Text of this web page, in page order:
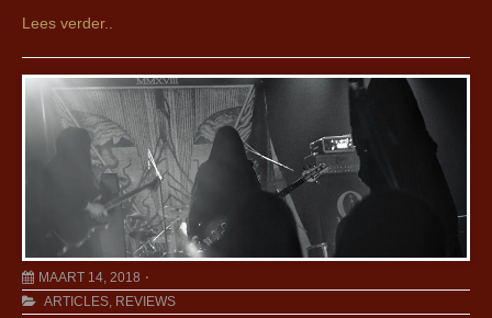
Lees verder..
MAART 14, 2018
ARTICLES, REVIEWS